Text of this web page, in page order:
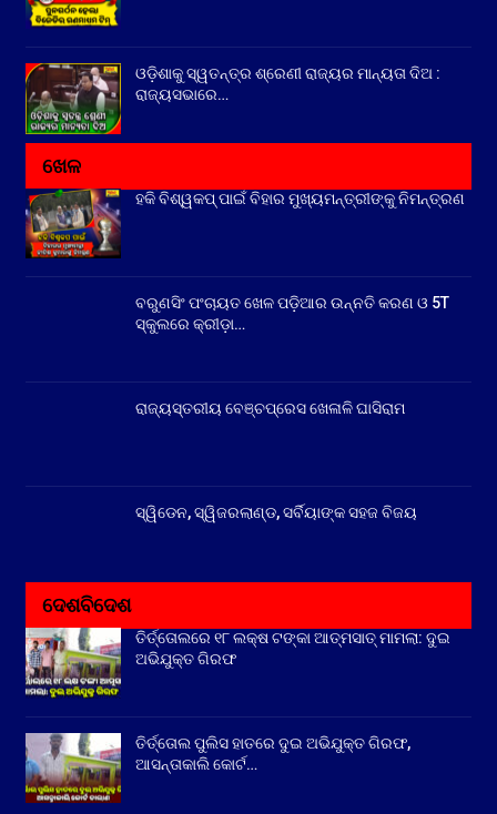
ଓଡ଼ିଶାକୁ ସ୍ୱତନ୍ତ୍ର ଶ୍ରେଣୀ ରାଜ୍ୟର ମାନ୍ୟତା ଦିଅ :
ରାଜ୍ୟସଭାରେ…
ଖେଳ
ହକି ବିଶ୍ୱକପ୍ ପାଇଁ ବିହାର ମୁଖ୍ୟମନ୍ତ୍ରୀଙ୍କୁ ନିମନ୍ତ୍ରଣ
ବରୁଣସିଂ ପଂଚାୟତ ଖେଳ ପଡ଼ିଆର ଉନ୍ନତି କରଣ ଓ 5T
ସ୍କୁଲରେ କ୍ରୀଡ଼ା…
ରାଜ୍ୟସ୍ତରୀୟ ବେଞ୍ଚପ୍ରେସ ଖେଳାଳି ଘାସିରାମ
ସ୍ୱିଡେନ, ସ୍ୱିଜରଲାଣ୍ଡ, ସର୍ବିୟାଙ୍କ ସହଜ ବିଜୟ
ଦେଶବିଦେଶ
ତିର୍ତ୍ତୋଲରେ ୧୮ ଲକ୍ଷ ଟଙ୍କା ଆତ୍ମସାତ୍ ମାମଲା: ଦୁଇ
ଅଭିଯୁକ୍ତ ଗିରଫ
ତିର୍ତ୍ତୋଲ ପୁଲିସ ହାତରେ ଦୁଇ ଅଭିଯୁକ୍ତ ଗିରଫ,
ଆସନ୍ତାକାଲି କୋର୍ଟ…